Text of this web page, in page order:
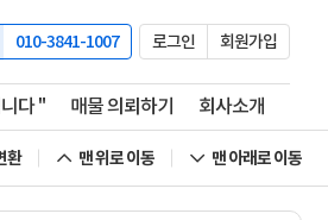
다 " 매물 의뢰하기 회사소개
010-3841-1007 로그인 회원가입
환 맨 위로 이동 맨 아래로 이동